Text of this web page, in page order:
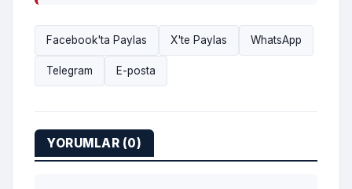
Facebook'ta Paylas X'te Paylas WhatsApp
Telegram E-posta
YORUMLAR (0)